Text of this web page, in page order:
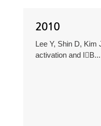
2010
Lee Y, Shin D,
activation and IB...